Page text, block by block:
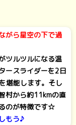
がら星空の下で過
ツルツルになる温
ースライダーを2日
堪能します。そし
村から約11kmの直
のが特徴です☆
もう♪